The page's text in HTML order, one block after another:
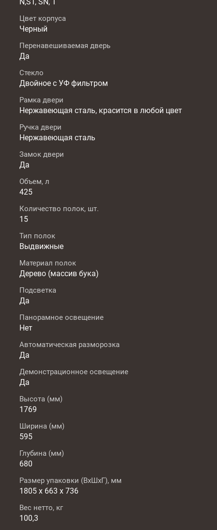
Цвет корпуса
Черный
Перенавешиваемая дверь
Да
Стекло
Двойное с УФ фильтром
Рамка двери
Нержавеющая сталь, красится в любой цвет
Ручка двери
Нержавеющая сталь
Замок двери
Да
Объем, л
425
Количество полок, шт.
15
Тип полок
Выдвижные
Материал полок
Дерево (массив бука)
Подсветка
Да
Панорамное освещение
Нет
Автоматическая разморозка
Да
Демонстрационное освещение
Да
Высота (мм)
1769
Ширина (мм)
595
Глубина (мм)
680
Размер упаковки (ВxШxГ), мм
1805 x 663 x 736
Вес нетто, кг
100,3